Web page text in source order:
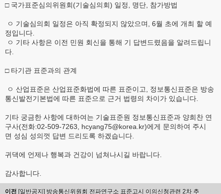
□ 국가표준심의위원회(기술심의회) 일정, 명단, 참가방법
ㅇ 기술심의회 일정은 아직 확정되지 않았으며, 6월 초에 개최 할 예
정입니다.
ㅇ 기타 사항은 이전 민원 회신을 통해 기 답변드렸음을 알려드립니
다.
□ 타기관 표준과의 관계
ㅇ 산업표준은 산업표준화법에 따른 표준이고, 정보통신표준은 방송
통신발전기본법에 따른 표준으로 근거 법령의 차이가 있습니다.
기타 궁금한 사항에 대하여는 기술표준원 정보통신표준과 양희찬 연
구사(전화:02-509-7263, hcyang75@korea.kr)에게 문의하여 주시
면 성심 성의껏 답변 드리도록 하겠습니다.
귀댁에 언제나 행복과 건강이 넘쳐나시길 바랍니다.
감사합니다.
이전 [일반공지] 방송통신위원회 전파연구소 표준고시 이의신청관련 2차 추